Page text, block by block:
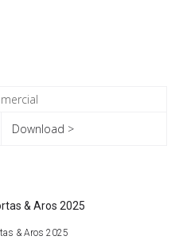
Download >
& Aros 2025